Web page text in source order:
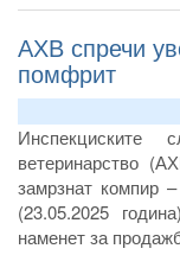
АХВ спречи
помфрит
ветеринарство
замрзнат компир
(23.05.2025
наменет за